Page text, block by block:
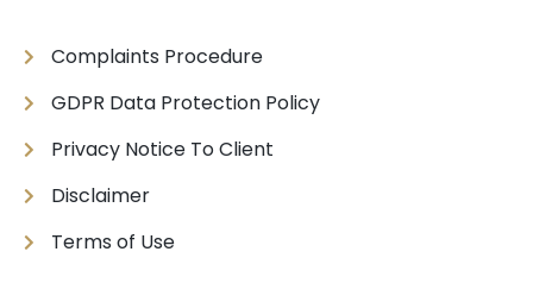
Complaints Procedure
GDPR Data Protection Policy
Privacy Notice To Client
Disclaimer
Terms of Use